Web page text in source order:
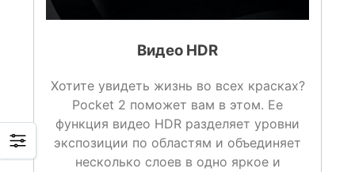
Видео HDR
Хотите увидеть жизнь во всех красках?
Pocket 2 поможет вам в этом. Ее
функция видео HDR разделяет уровни
экспозиции по областям и объединяет
несколько слоев в одно яркое и